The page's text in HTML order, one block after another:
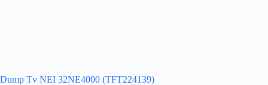
Dump Tv NEI 32NE4000 (TFT224139)